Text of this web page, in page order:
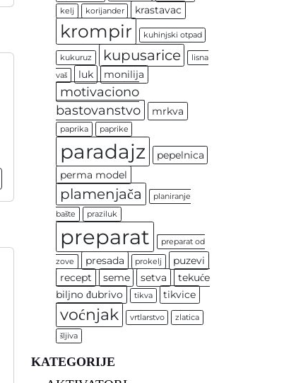
kelj korijander krastavac
krompir kuhinjski otpad
kukuruz kupusarice
lisna
vaš
luk monilija
motivaciono
bastovanstvo
mrkva
paprika paprike
paradajz
pepelnica
perma model
plamenjača
planiranje
bašte
praziluk
preparat preparat od
zove presada prokelj
puzevi
recept
seme setva
tekuće
biljno đubrivo
tikva tikvice
voćnjak vrtlarstvo
zlatica
šljiva
KATEGORIJE